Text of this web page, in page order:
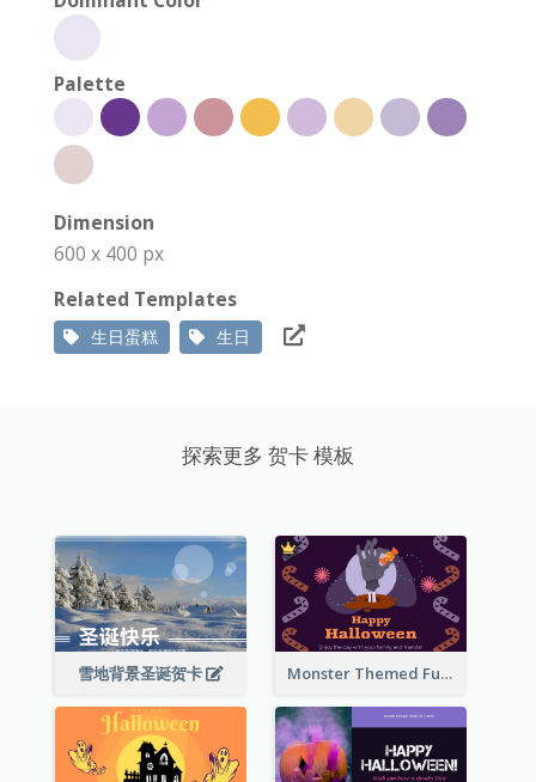
Palette
Dimension
600 x 400 px
Related Templates
生日蛋糕 生日
探索更多 贺卡 模板
雪地背景圣诞贺卡 Monster Themed Fun Halloween Greeting Card